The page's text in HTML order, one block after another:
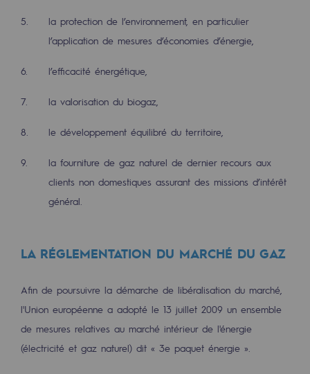
Espace pédagogique
Espace pédagogique
2050 : un monde d’énergies
Objectif Hydrogène
Le Labo
Acteur engagé
Responsabilité environnementale
Responsabilité environnementale
BE POSITIF, le programme de
la protection de l’environnement, en particulier
l’application de mesures d’économies d’énergie,
l’efficacité énergétique,
la valorisation du biogaz,
le développement équilibré du territoire,
la fourniture de gaz naturel de dernier recours aux
clients non domestiques assurant des missions d’intérêt
général.
LA RÉGLEMENTATION DU MARCHÉ DU GAZ
Afin de poursuivre la démarche de libéralisation du marché,
l'Union européenne a adopté le 13 juillet 2009 un ensemble
de mesures relatives au marché intérieur de l'énergie
(électricité et gaz naturel) dit « 3e paquet énergie ».